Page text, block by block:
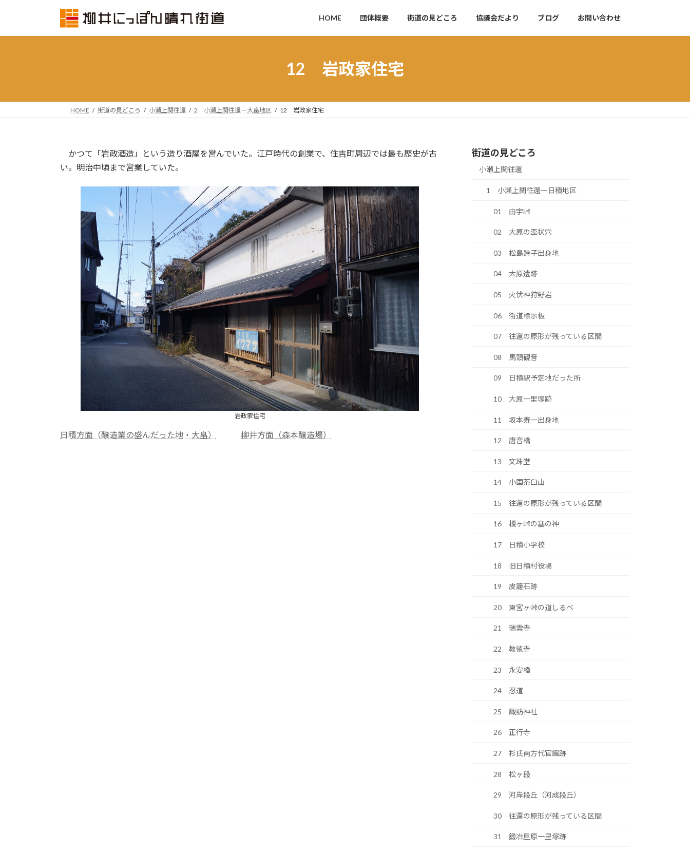
ッ
移
HOME 団体概要 街道の見どころ 協議会だより ブログ お問い合わせ
12 岩政家住宅
HOME 街道の見どころ 小瀬上関往還 2 小瀬上関往還－大畠地区 12 岩政家住宅
かつて「岩政酒造」という造り酒屋を営んでいた。江戸時代の創業で、住吉町周辺では最も歴史が古
い。明治中頃まで営業していた。
岩政家住宅
日積方面（醸造業の盛んだった地・大畠） 柳井方面（森本醸造場）
街道の見どころ
小瀬上関往還
1 小瀬上関往還ー日積地区
01 由宇峠
02 大原の盃状穴
03 松島詩子出身地
04 大原遺跡
05 火伏神狩野岩
06 街道標示板
07 往還の原形が残っている区間
08 馬頭観音
09 日積駅予定地だった所
10 大原一里塚跡
11 坂本寿一出身地
12 唐音橋
13 文珠堂
14 小国茶臼山
15 往還の原形が残っている区間
16 榎ヶ峠の塞の神
17 日積小学校
18 旧日積村役場
19 皮籠石跡
20 東宮ヶ峠の道しるべ
21 瑞雲寺
22 教徳寺
23 永安橋
24 忍道
25 諏訪神社
26 正行寺
27 杉氏南方代官館跡
28 松ヶ段
29 河岸段丘（河成段丘）
30 往還の原形が残っている区間
31 鍛冶屋原一里塚跡